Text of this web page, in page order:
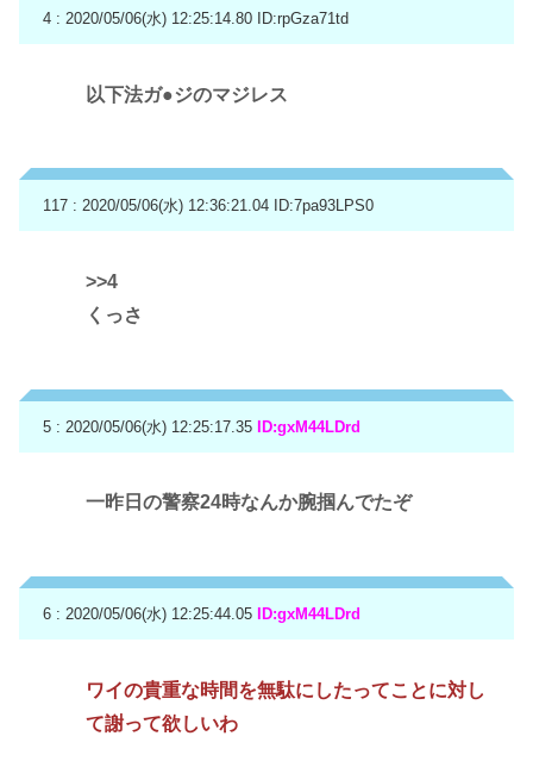
4 : 2020/05/06(水) 12:25:14.80 ID:rpGza71td
以下法ガ●ジのマジレス
117 : 2020/05/06(水) 12:36:21.04 ID:7pa93LPS0
>>4
くっさ
5 : 2020/05/06(水) 12:25:17.35 ID:gxM44LDrd
一昨日の警察24時なんか腕掴んでたぞ
6 : 2020/05/06(水) 12:25:44.05 ID:gxM44LDrd
ワイの貴重な時間を無駄にしたってことに対し
て謝って欲しいわ